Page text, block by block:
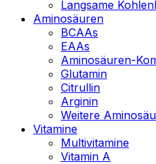
Langsame
Aminosäuren
BCAAs
EAAs
Aminosäuren-
Glutamin
Citrullin
Arginin
Weitere
Vitamine
Multivitamine
Vitamin A